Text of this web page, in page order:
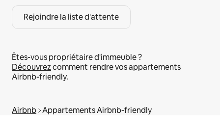
Rejoindre la liste d'attente
Êtes-vous propriétaire d'immeuble ?
Découvrezcomment rendre vos appartements
Airbnb-friendly.
Airbnb Appartements Airbnb-friendly